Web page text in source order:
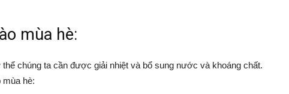
mùa hè:
chúng ta cần được giải nhiệt và bổ sung nước và khoáng chất.
mùa hè: